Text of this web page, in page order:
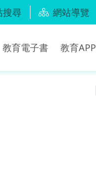
搜尋 網站導覽
教育電子書 教育APP